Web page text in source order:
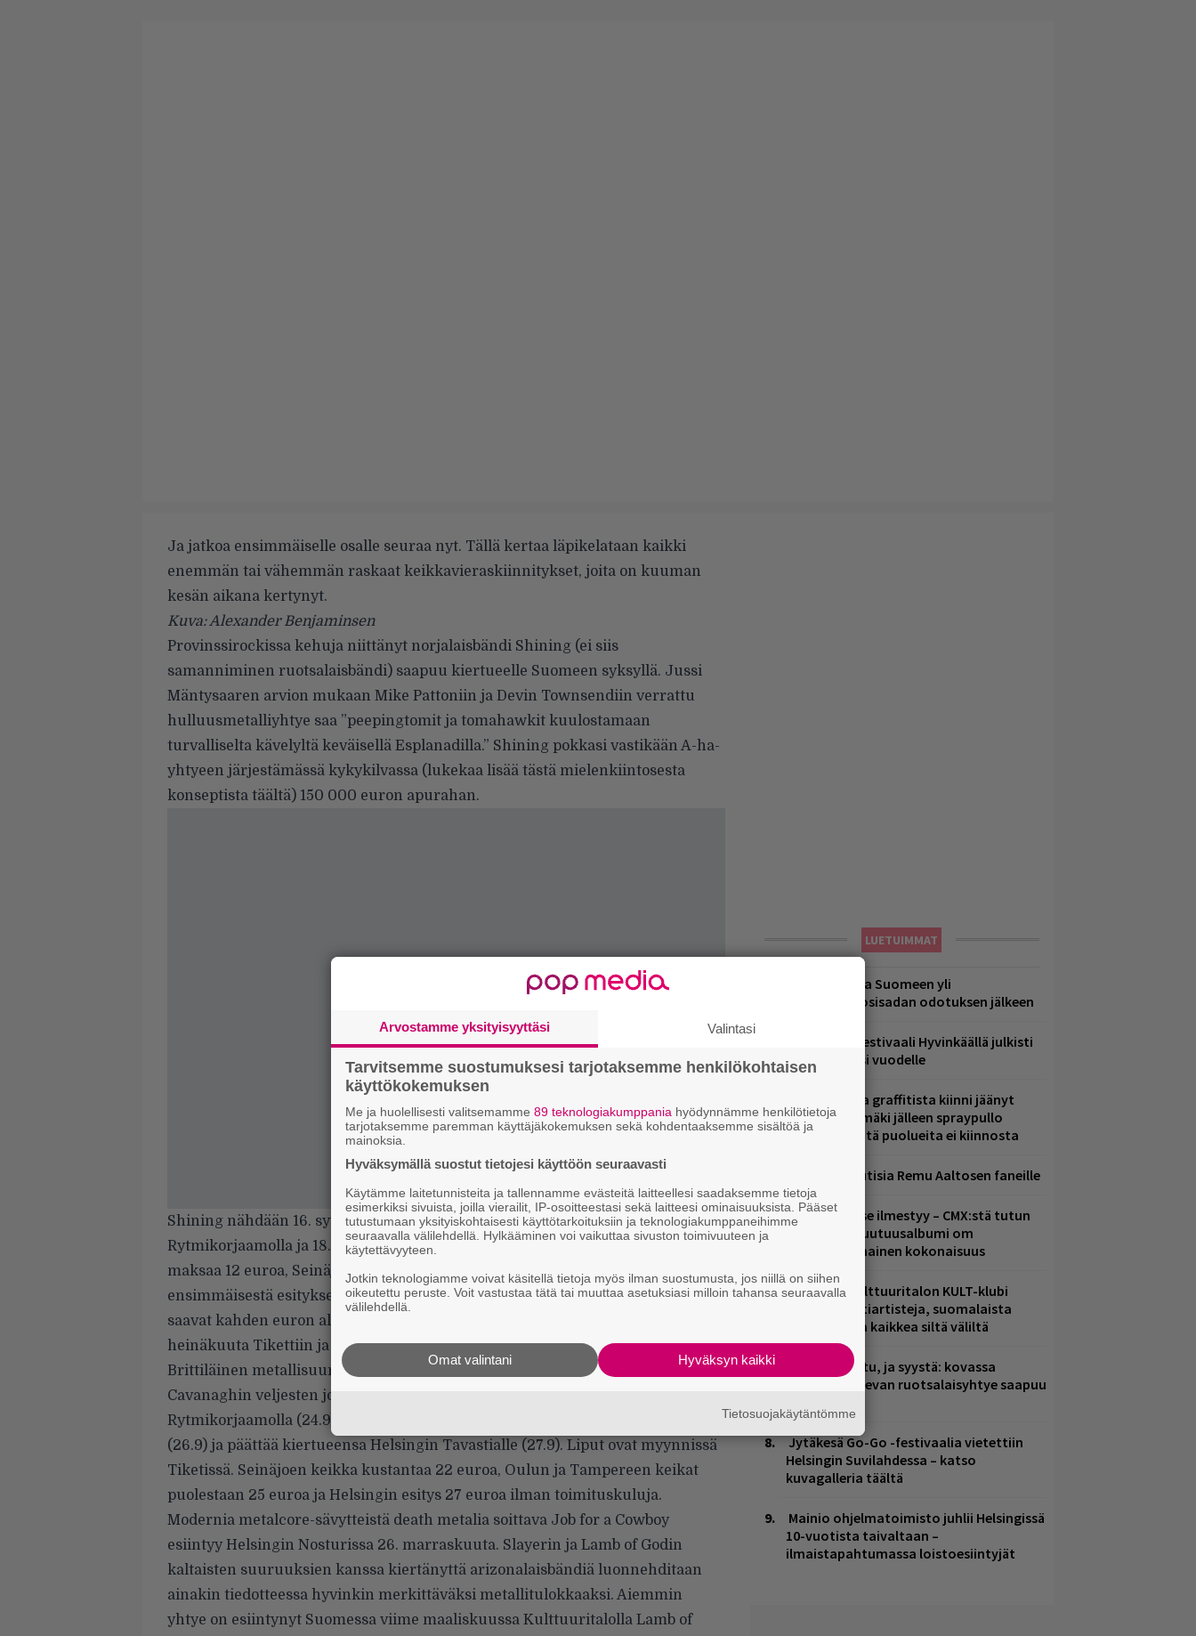
Ja jatkoa ensimmäiselle osalle seuraa nyt. Tällä kertaa läpikelataan kaikki
enemmän tai vähemmän raskaat keikkavieraskiinnitykset, joita on kuuman
kesän aikana kertynyt.
Kuva: Alexander Benjaminsen
Provinssirockissa kehuja niittänyt norjalaisbändi Shining (ei siis
samanniminen ruotsalaisbändi) saapuu kiertueelle Suomeen syksyllä. Jussi
Mäntysaaren arvion mukaan Mike Pattoniin ja Devin Townsendiin verrattu
hulluusmetalliyhtye saa ”peepingtomit ja tomahawkit kuulostamaan
turvalliselta kävelyltä keväisellä Esplanadilla.” Shining pokkasi vastikään A-ha-
yhtyeen järjestämässä kykykilvassa (lukekaa lisää tästä mielenkiintosesta
konseptista täältä) 150 000 euron apurahan.
Shining nähdään 16. syyskuuta Jyväskylän Lutakossa, 17. syyskuuta Seinäjoen
Rytmikorjaamolla ja 18. syyskuuta Helsingin Virgin Oilissa. Jyväskylän keikka
maksaa 12 euroa, Seinäjoen 14 euroa ja Helsingin 18 euroa. Kahdesta
ensimmäisestä esityksestä paikallisen elävän musiikin yhdistyksen jäsenet
saavat kahden euron alennuksen. Liput tulevat myyntiin maanantaina 12.
heinäkuuta Tikettiin ja Lippupalveluun.
Brittiläinen metallisuuruus
kiertää Suomea syyskuussa.
Cavanaghin veljesten johtama seitsikko esiintyy ensin Seinäjoen
Rytmikorjaamolla (24.9), sitten Oulun Teatrialla (25.9), Tampereen Klubilla
(26.9) ja päättää kiertueensa Helsingin Tavastialle (27.9). Liput ovat myynnissä
Tiketissä. Seinäjoen keikka kustantaa 22 euroa, Oulun ja Tampereen keikat
puolestaan 25 euroa ja Helsingin esitys 27 euroa ilman toimituskuluja.
Modernia metalcore-sävytteistä death metalia soittava Job for a Cowboy
esiintyy Helsingin Nosturissa 26. marraskuuta. Slayerin ja Lamb of Godin
kaltaisten suuruuksien kanssa kiertänyttä arizonalaisbändiä luonnehditaan
ainakin tiedotteessa hyvinkin merkittäväksi metallitulokkaaksi. Aiemmin
yhtye on esiintynyt Suomessa viime maaliskuussa Kulttuuritalolla Lamb of
LUETUIMMAT
Weezer palaa Suomeen yli
neljännesvuosisadan odotuksen jälkeen
Äärimetallifestivaali Hyvinkäällä julkisti
esiintyjiä ensi vuodelle
Laittomasta graffitista kiinni jäänyt
Paavo Arhinmäki jälleen spraypullo
kädessä – näitä puolueita ei kiinnosta
Mainioita uutisia Remu Aaltosen faneille
Huomenna se ilmestyy – CMX:stä tutun
A.W. Yrjänän uutuusalbumi om
mammuttimainen kokonaisuus
Helsingin Kulttuuritalon KULT-klubi
tarjoaa kulttiartisteja, suomalaista
osaamista ja kaikkea siltä väliltä
Kent mainittu, ja syystä: kovassa
nosteessa olevan ruotsalaisyhtye saapuu
Jytäkesä Go-Go -festivaalia vietettiin
Helsingin Suvilahdessa – katso
kuvagalleria täältä
Mainio ohjelmatoimisto juhlii Helsingissä
10-vuotista taivaltaan –
ilmaistapahtumassa loistoesiintyjät
Arvostamme yksityisyyttäsi Valintasi
Tarvitsemme suostumuksesi tarjotaksemme henkilökohtaisen
käyttökokemuksen
Me ja huolellisesti valitsemamme 89 teknologiakumppania hyödynnämme henkilötietoja
tarjotaksemme paremman käyttäjäkokemuksen sekä kohdentaaksemme sisältöä ja
mainoksia.
Hyväksymällä suostut tietojesi käyttöön seuraavasti
Käytämme laitetunnisteita ja tallennamme evästeitä laitteellesi saadaksemme tietoja
esimerkiksi sivuista, joilla vierailit, IP-osoitteestasi sekä laitteesi ominaisuuksista. Pääset
tutustumaan yksityiskohtaisesti käyttötarkoituksiin ja teknologiakumppaneihimme
seuraavalla välilehdellä. Hylkääminen voi vaikuttaa sivuston toimivuuteen ja
käytettävyyteen.
Jotkin teknologiamme voivat käsitellä tietoja myös ilman suostumusta, jos niillä on siihen
oikeutettu peruste. Voit vastustaa tätä tai muuttaa asetuksiasi milloin tahansa seuraavalla
välilehdellä.
Hyväksyn kaikki
Omat valintani
Tietosuojakäytäntömme